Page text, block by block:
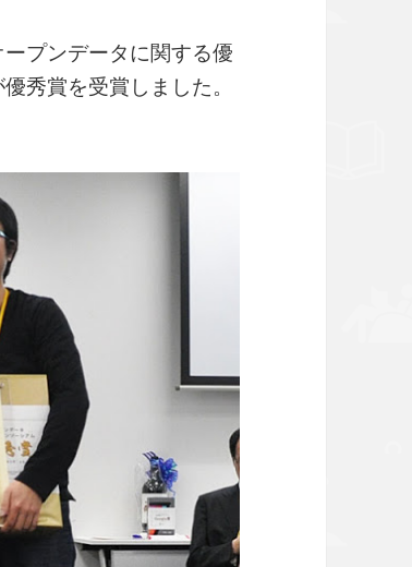
プンデータに関する優
優秀賞を受賞しました。